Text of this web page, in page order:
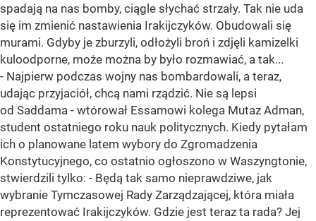
spadają na nas bomby, ciągle słychać strzały. Tak nie uda
się im zmienić nastawienia Irakijczyków. Obudowali się
murami. Gdyby je zburzyli, odłożyli broń i zdjęli kamizelki
kuloodporne, może można by było rozmawiać, a tak...
- Najpierw podczas wojny nas bombardowali, a teraz,
udając przyjaciół, chcą nami rządzić. Nie są lepsi
od Saddama - wtórował Essamowi kolega Mutaz Adman,
student ostatniego roku nauk politycznych. Kiedy pytałam
ich o planowane latem wybory do Zgromadzenia
Konstytucyjnego, co ostatnio ogłoszono w Waszyngtonie,
stwierdzili tylko: - Będą tak samo nieprawdziwe, jak
wybranie Tymczasowej Rady Zarządzającej, która miała
reprezentować Irakijczyków. Gdzie jest teraz ta rada? Jej